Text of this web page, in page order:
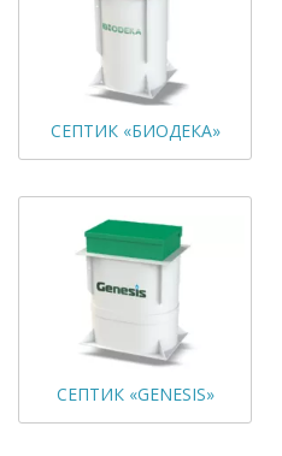
СЕПТИК «БИОДЕКА»
СЕПТИК «GENESIS»